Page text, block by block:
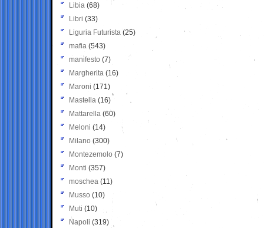
Libia (68)
Libri (33)
Liguria Futurista (25)
mafia (543)
manifesto (7)
Margherita (16)
Maroni (171)
Mastella (16)
Mattarella (60)
Meloni (14)
Milano (300)
Montezemolo (7)
Monti (357)
moschea (11)
Musso (10)
Muti (10)
Napoli (319)